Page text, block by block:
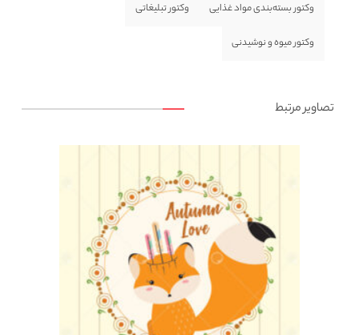
وکتور بسته‌بندی مواد غذایی وکتور تبلیغاتی
وکتور میوه و نوشیدنی
تصاویر مرتبط